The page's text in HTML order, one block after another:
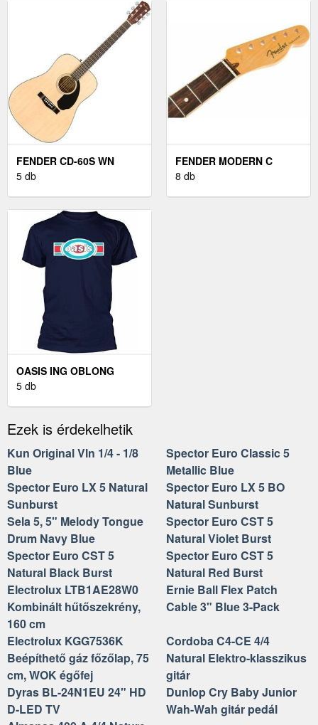
FENDER CD-60S WN
NATURAL AKUSZTIKUS
5 db
FENDER MODERN C
TELECASTER 21
8 db
OASIS ING OBLONG
TARGET UNISEX NAVY
5 db
Ezek is érdekelhetik
Kun Original Vln 1/4 - 1/8
Blue
Spector Euro Classic 5
Metallic Blue
Spector Euro LX 5 Natural
Sunburst
Spector Euro LX 5 BO
Natural Sunburst
Sela 5, 5" Melody Tongue
Drum Navy Blue
Spector Euro CST 5
Natural Violet Burst
Spector Euro CST 5
Natural Black Burst
Spector Euro CST 5
Natural Red Burst
Electrolux LTB1AE28W0
Kombinált hűtőszekrény,
160 cm
Ernie Ball Flex Patch
Cable 3" Blue 3-Pack
Electrolux KGG7536K
Beépíthető gáz főzőlap, 75
cm, WOK égőfej
Cordoba C4-CE 4/4
Natural Elektro-klasszikus
gitár
Dyras BL-24N1EU 24" HD
D-LED TV
Dunlop Cry Baby Junior
Wah-Wah gitár pedál